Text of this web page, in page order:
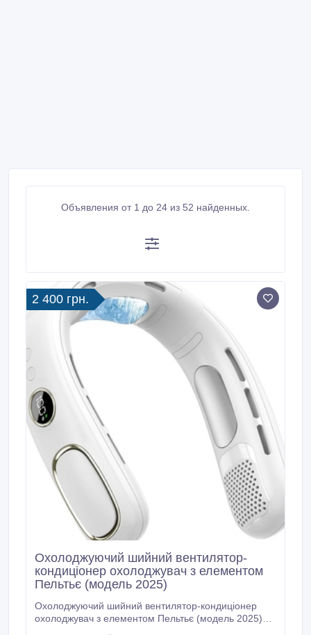
Объявления от 1 до 24 из 52 найденных.
2 400 грн.
Охолоджуючий шийний вентилятор-
кондиціонер охолоджувач з елементом
Пельтьє (модель 2025)
Охолоджуючий шийний вентилятор-кондиціонер
охолоджувач з елементом Пельтьє (модель 2025)